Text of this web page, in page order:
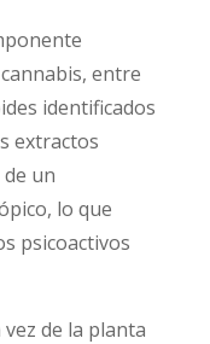
entre
identificados
extractos
un
lo que
psicoactivos
de la planta